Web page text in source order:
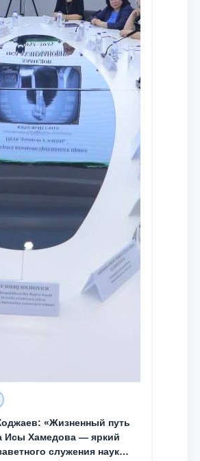
«Жизненный путь
Исы Хамедова — яркий
служения науке,